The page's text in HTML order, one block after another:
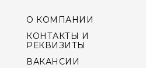
О КОМПАНИИ
КОНТАКТЫ И
РЕКВИЗИТЫ
ВАКАНСИИ